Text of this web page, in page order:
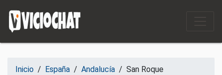
Inicio / España / Andalucía / San Roque